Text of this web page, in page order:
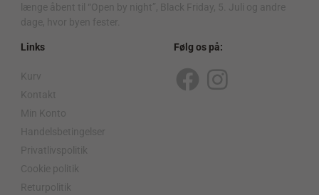
længe åbent til “Open by night”, Black Friday, 5. Juli og andre
dage, hvor byen fester.
Links
Kurv
Kontakt
Min Konto
Handelsbetingelser
Privatlivspolitik
Cookie politik
Returpolitik
Følg os på:
F
I